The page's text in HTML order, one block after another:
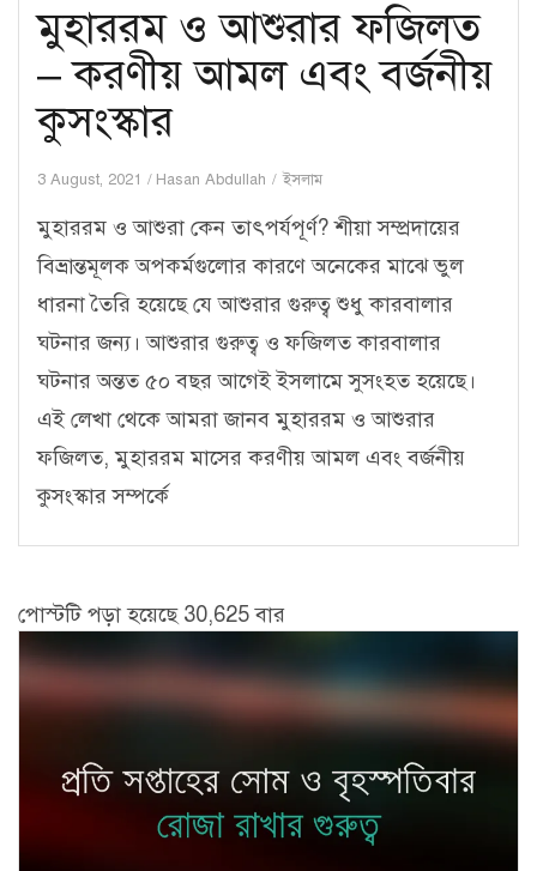
মুহাররম ও আশুরার ফজিলত
– করণীয় আমল এবং বর্জনীয়
কুসংস্কার
3 August, 2021 Hasan Abdullah ইসলাম
মুহাররম ও আশুরা কেন তাৎপর্যপূর্ণ? শীয়া সম্প্রদায়ের
বিভ্রান্তমূলক অপকর্মগুলোর কারণে অনেকের মাঝে ভুল
ধারনা তৈরি হয়েছে যে আশুরার গুরুত্ব শুধু কারবালার
ঘটনার জন্য। আশুরার গুরুত্ব ও ফজিলত কারবালার
ঘটনার অন্তত ৫০ বছর আগেই ইসলামে সুসংহত হয়েছে।
এই লেখা থেকে আমরা জানব মুহাররম ও আশুরার
ফজিলত, মুহাররম মাসের করণীয় আমল এবং বর্জনীয়
কুসংস্কার সম্পর্কে
পোস্টটি পড়া হয়েছে 30,625 বার